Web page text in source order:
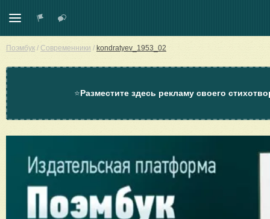
Поэмбук / Современники / kondratyev_1953_02
⭐Разместите здесь рекламу своего